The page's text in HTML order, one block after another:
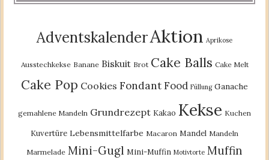
AdventskalenderAktion Aprikose
Ausstechkekse Banane Biskuit Brot Cake Balls Cake Melt
Cake Pop Cookies Fondant Food Füllung Ganache
gemahlene Mandeln Grundrezept Kakao Kekse Kuchen
Kuvertüre Lebensmittelfarbe Macaron Mandel Mandeln
Marmelade Mini-Gugl Mini-Muffin Motivtorte Muffin